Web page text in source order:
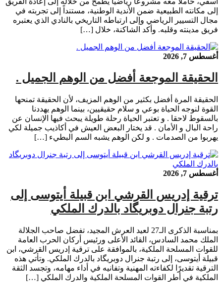
إلى مكانته الطبيعية ضمن الأندية الوطنية، مستنداً إلى تجربته في
مجال التسيير الرياضي وإلى ارتباطه التاريخي بالنادي الذي يعتبره
فريق مدينته وقلبه. وأكد الشاكنة، خلال […]
أغسطس 7, 2026
‏الحقيقة الموجعة أفضل من الوهم الجميل .
‏الحقيقة المرة أفضل بكثير من الوهم المزيف، لأن الحقيقة تمنحها
القوة لنوجه الحياة بوعي و سلام حقيقيين، بينما الوهم يهددنا
بالسقوط لاحقا . ‏و تعتبر الحياة رحلة طويلة يبحث فيها الإنسان عن
راحة البال و الأمان . ‏قد يختار البعض العيش في أكاذيب جميلة لكي
يهربوا من الصدمات . ‏و لكن الوهم يشبه السم البطيء […]
أغسطس 7, 2026
ترقية إدريس القرشي ابن قبيلة أيتوسى إلى
رتبة جنرال دوبريگاد بالدرك الملكي
بمناسبة الذكرى الـ27 لعيد العرش المجيد، تفضل صاحب الجلالة
الملك محمد السادس، القائد الأعلى ورئيس أركان الحرب العامة
للقوات المسلحة الملكية، بالموافقة على ترقية إدريس القرشي، ابن
قبيلة أيتوسى، إلى رتبة جنرال دوبريگاد بالدرك الملكي. وتأتي هذه
الترقية تقديرًا لكفاءته المهنية وتفانيه في أداء مهامه، وتجسد الثقة
الملكية في أطر القوات المسلحة الملكية والدرك الملكي […]